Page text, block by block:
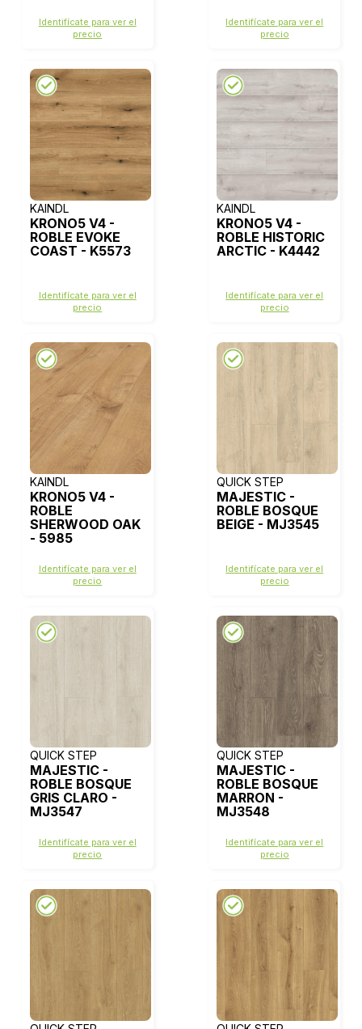
Identifícate para ver el
precio
Identifícate para ver el
precio
KAINDL
KRONO5 V4 -
ROBLE EVOKE
COAST - K5573
Identifícate para ver el
precio
KAINDL
KRONO5 V4 -
ROBLE HISTORIC
ARCTIC - K4442
Identifícate para ver el
precio
KAINDL
KRONO5 V4 -
ROBLE
SHERWOOD OAK
- 5985
Identifícate para ver el
precio
QUICK STEP
MAJESTIC -
ROBLE BOSQUE
BEIGE - MJ3545
Identifícate para ver el
precio
QUICK STEP
MAJESTIC -
ROBLE BOSQUE
GRIS CLARO -
MJ3547
Identifícate para ver el
precio
QUICK STEP
MAJESTIC -
ROBLE BOSQUE
MARRON -
MJ3548
Identifícate para ver el
precio